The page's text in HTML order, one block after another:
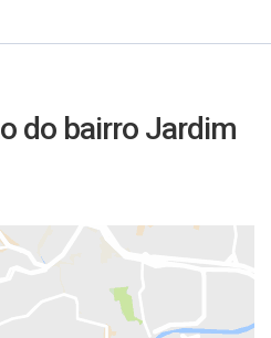
do bairro Jardim